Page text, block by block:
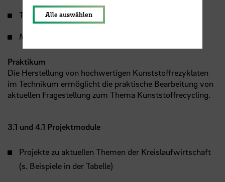
Technologien der Recyclingverfahren
Märkte und Qualitätsanforderungen für Rezyklate
Praktikum
Die Herstellung von hochwertigen Kunststoffrezyklaten
im Technikum ermöglicht die praktische Bearbeitung von
aktuellen Fragestellung zum Thema Kunststoffrecycling.
3.1 und 4.1 Projektmodule
Projekte zu aktuellen Themen der Kreislaufwirtschaft
(s. Beispiele in der Tabelle)
Alle auswählen